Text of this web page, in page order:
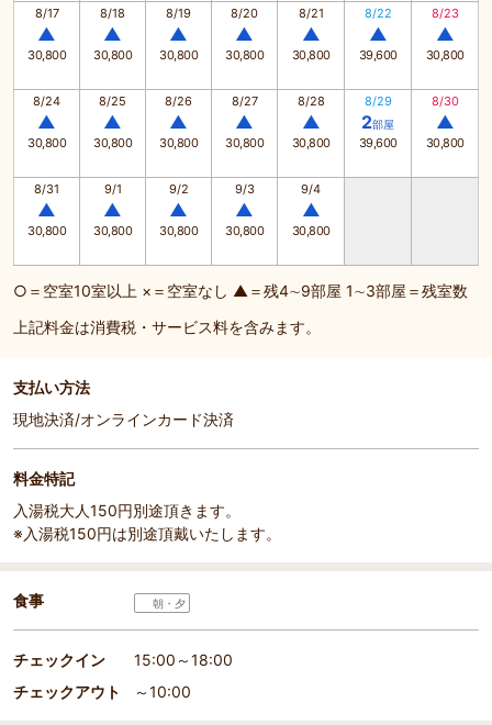
8/17
▲
30,800
8/18
▲
30,800
8/19
▲
30,800
8/20
▲
30,800
8/21
▲
30,800
8/22
▲
39,600
8/23
▲
30,800
8/24
▲
30,800
8/25
▲
30,800
8/26
▲
30,800
8/27
▲
30,800
8/28
▲
30,800
8/29
2部屋
39,600
8/30
▲
30,800
8/31
▲
30,800
9/1
▲
30,800
9/2
▲
30,800
9/3
▲
30,800
9/4
▲
30,800
○＝空室10室以上 ×＝空室なし ▲＝残4∼9部屋 1∼3部屋＝残室数
上記料金は消費税・サービス料を含みます。
支払い方法
現地決済/オンラインカード決済
料金特記
入湯税大人150円別途頂きます。
※入湯税150円は別途頂戴いたします。
食事 朝・夕
チェックイン
15:00～18:00
チェックアウト
～10:00